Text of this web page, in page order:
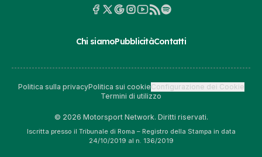
Chi siamoPubblicitàContatti
Politica sulla privacyPolitica sui cookieConfigurazione dei Cookie
Termini di utilizzo
© 2026 Motorsport Network. Diritti riservati.
Iscritta presso il Tribunale di Roma – Registro della Stampa in data
24/10/2019 al n. 136/2019